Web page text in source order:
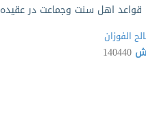
قواعد اهل سنت وجماعت در عقیده
الفوزان
140440